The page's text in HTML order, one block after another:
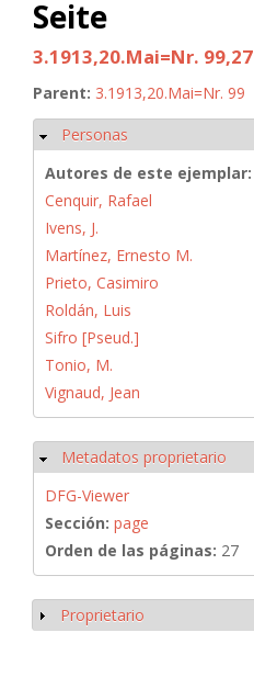
Seite
3.1913,20.Mai=Nr. 99,27
Parent: 3.1913,20.Mai=Nr. 99
Ocultar
Personas
Autores de este ejemplar:
Cenquir, Rafael
Ivens, J.
Martínez, Ernesto M.
Prieto, Casimiro
Roldán, Luis
Sifro [Pseud.]
Tonio, M.
Vignaud, Jean
Ocultar
Metadatos proprietario
DFG-Viewer
Sección: page
Orden de las páginas: 27
Mostrar
Proprietario